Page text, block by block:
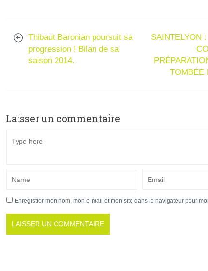
Thibaut Baronian poursuit sa
progression ! Bilan de sa
saison 2014.
SAINTELYON
TOMBÉE
Laisser un commentaire
Enregistrer mon nom, mon e-mail et mon site dans le navigateur pour